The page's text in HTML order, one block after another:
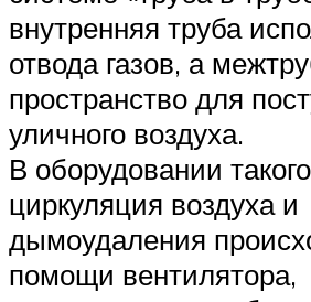
внутренняя труба
отвода газов, а
пространство для
уличного воздуха.
В оборудовании
циркуляция воздуха и
дымоудаления
помощи вентилятора,